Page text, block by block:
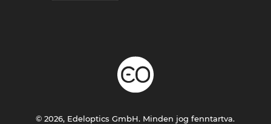
© 2026, Edeloptics GmbH. Minden jog fenntartva.